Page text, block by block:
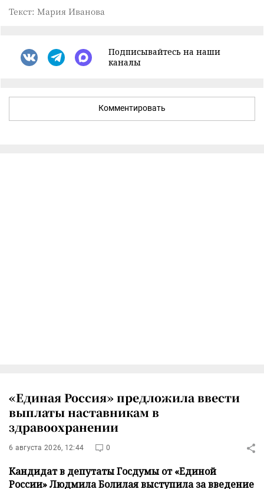
Текст: Мария Иванова
Подписывайтесь на наши
каналы
Комментировать
«Единая Россия» предложила ввести
выплаты наставникам в
здравоохранении
6 августа 2026, 12:44 0
Кандидат в депутаты Госдумы от «Единой
России» Людмила Болилая выступила за введение